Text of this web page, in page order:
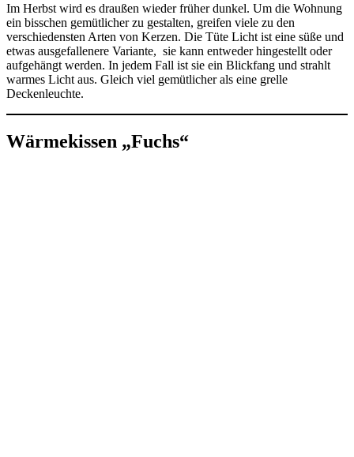
Im Herbst wird es draußen wieder früher dunkel. Um die Wohnung
ein bisschen gemütlicher zu gestalten, greifen viele zu den
verschiedensten Arten von Kerzen. Die Tüte Licht ist eine süße und
etwas ausgefallenere Variante, sie kann entweder hingestellt oder
aufgehängt werden. In jedem Fall ist sie ein Blickfang und strahlt
warmes Licht aus. Gleich viel gemütlicher als eine grelle
Deckenleuchte.
Wärmekissen „Fuchs“